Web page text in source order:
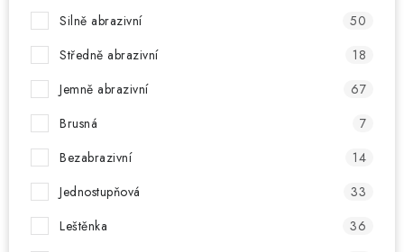
NAŠE SLUŽBY
KONTAKTY
PRODÁVANÉ ZNAČKY
BYDLENÍ
Věrnostní program
Podmínky ochrany osobních údajů
Silně abrazivní
50
Středně abrazivní
18
Jemně abrazivní
67
Brusná
7
Bezabrazivní
14
Jednostupňová
33
Leštěnka
36